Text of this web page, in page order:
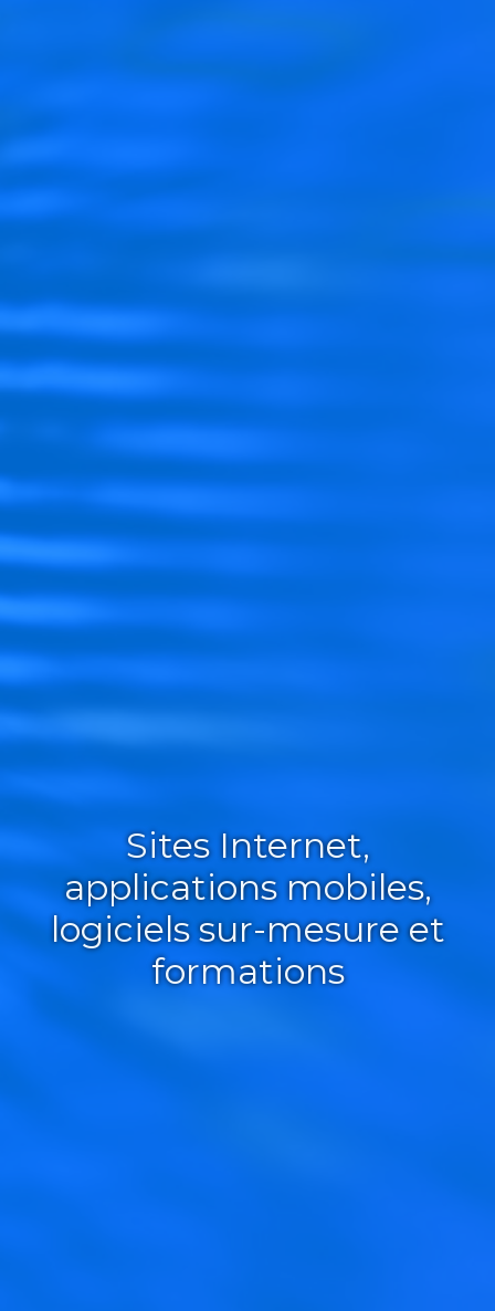
Sites Internet,
applications mobiles,
logiciels sur-mesure et
formations